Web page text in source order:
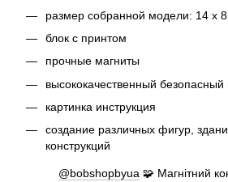
размер собранной модели: 14 х
блок с принтом
прочные магниты
высококачественный безопасный
картинка инструкция
создание различных фигур,
конструкций
@bobshopbyua 🧩 Магнітний